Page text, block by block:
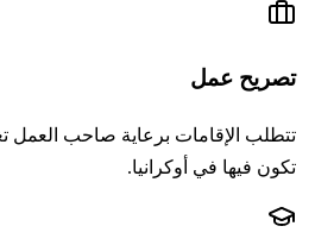
عمل
الإقامات برعاية صاحب العمل تغطية
فيها في أوكرانيا.